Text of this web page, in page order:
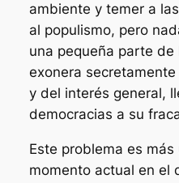
ambiente y temer a
al populismo, pero
una pequeña parte
exonera
y del interés general,
democracias a su
Este problema es
momento actual en el